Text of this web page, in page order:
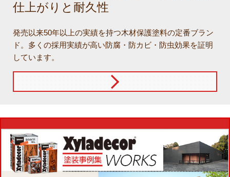
仕上がりと耐久性
発売以来50年以上の実績を持つ木材保護塗料の定番ブラン
ド。多くの採用実績が高い防腐・防カビ・防虫効果を証明
しています。